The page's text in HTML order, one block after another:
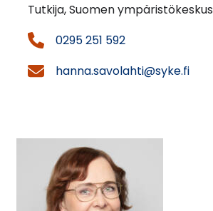
Tutkija, Suomen ympäristökeskus
0295 251 592
hanna.savolahti@syke.fi